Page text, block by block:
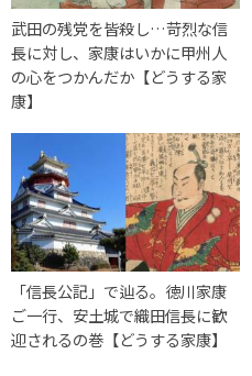
武田の残党を皆殺し…苛烈な信
長に対し、家康はいかに甲州人
の心をつかんだか【どうする家
康】
「信長公記」で辿る。徳川家康
ご一行、安土城で織田信長に歓
迎されるの巻【どうする家康】